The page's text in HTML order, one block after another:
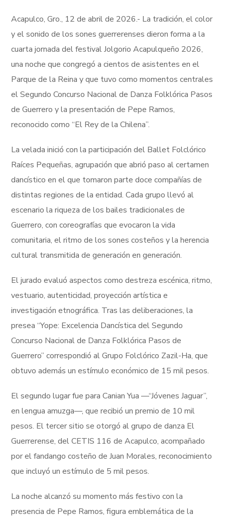
Acapulco, Gro., 12 de abril de 2026.- La tradición, el color
y el sonido de los sones guerrerenses dieron forma a la
cuarta jornada del festival Jolgorio Acapulqueño 2026,
una noche que congregó a cientos de asistentes en el
Parque de la Reina y que tuvo como momentos centrales
el Segundo Concurso Nacional de Danza Folklórica Pasos
de Guerrero y la presentación de Pepe Ramos,
reconocido como “El Rey de la Chilena”.
La velada inició con la participación del Ballet Folclórico
Raíces Pequeñas, agrupación que abrió paso al certamen
dancístico en el que tomaron parte doce compañías de
distintas regiones de la entidad. Cada grupo llevó al
escenario la riqueza de los bailes tradicionales de
Guerrero, con coreografías que evocaron la vida
comunitaria, el ritmo de los sones costeños y la herencia
cultural transmitida de generación en generación.
El jurado evaluó aspectos como destreza escénica, ritmo,
vestuario, autenticidad, proyección artística e
investigación etnográfica. Tras las deliberaciones, la
presea “Yope: Excelencia Dancística del Segundo
Concurso Nacional de Danza Folklórica Pasos de
Guerrero” correspondió al Grupo Folclórico Zazil-Ha, que
obtuvo además un estímulo económico de 15 mil pesos.
El segundo lugar fue para Canian Yua —“Jóvenes Jaguar”,
en lengua amuzga—, que recibió un premio de 10 mil
pesos. El tercer sitio se otorgó al grupo de danza El
Guerrerense, del CETIS 116 de Acapulco, acompañado
por el fandango costeño de Juan Morales, reconocimiento
que incluyó un estímulo de 5 mil pesos.
La noche alcanzó su momento más festivo con la
presencia de Pepe Ramos, figura emblemática de la